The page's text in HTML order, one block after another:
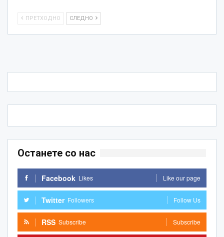
ПРЕТХОДНО СЛЕДНО
Останете со нас
Facebook Likes Like our page
Twitter Followers Follow Us
RSS Subscribe Subscribe